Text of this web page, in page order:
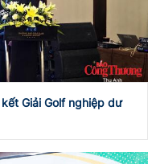
Giải Golf nghiệp dư